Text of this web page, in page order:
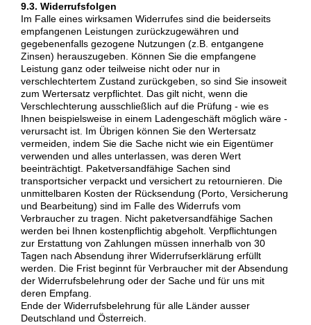
9.3. Widerrufsfolgen
Im Falle eines wirksamen Widerrufes sind die beiderseits
empfangenen Leistungen zurückzugewähren und
gegebenenfalls gezogene Nutzungen (z.B. entgangene
Zinsen) herauszugeben. Können Sie die empfangene
Leistung ganz oder teilweise nicht oder nur in
verschlechtertem Zustand zurückgeben, so sind Sie insoweit
zum Wertersatz verpflichtet. Das gilt nicht, wenn die
Verschlechterung ausschließlich auf die Prüfung - wie es
Ihnen beispielsweise in einem Ladengeschäft möglich wäre -
verursacht ist. Im Übrigen können Sie den Wertersatz
vermeiden, indem Sie die Sache nicht wie ein Eigentümer
verwenden und alles unterlassen, was deren Wert
beeinträchtigt. Paketversandfähige Sachen sind
transportsicher verpackt und versichert zu retournieren. Die
unmittelbaren Kosten der Rücksendung (Porto, Versicherung
und Bearbeitung) sind im Falle des Widerrufs vom
Verbraucher zu tragen. Nicht paketversandfähige Sachen
werden bei Ihnen kostenpflichtig abgeholt. Verpflichtungen
zur Erstattung von Zahlungen müssen innerhalb von 30
Tagen nach Absendung ihrer Widerrufserklärung erfüllt
werden. Die Frist beginnt für Verbraucher mit der Absendung
der Widerrufsbelehrung oder der Sache und für uns mit
deren Empfang.
Ende der Widerrufsbelehrung für alle Länder ausser
Deutschland und Österreich.